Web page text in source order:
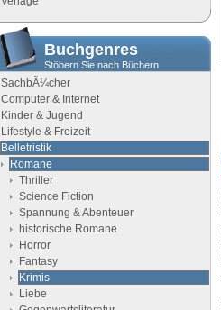
Buchgenres
Stöbern Sie nach Büchern
SachbÃ¼cher
Computer & Internet
Kinder & Jugend
Lifestyle & Freizeit
Belletristik
Romane
Thriller
Science Fiction
Spannung & Abenteuer
historische Romane
Horror
Fantasy
Krimis
Liebe